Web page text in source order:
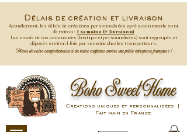
Délais de création et livraison
Actuellement, les délais de créations personnalisées après commande sont
d'environ : 1 semaine (+ livraison)
Les envois de vos commandes (boutique et personnalisées) sont regroupés et
déposés environ 1 fois par semainechez les transporteurs.
Merci de votre compréhension et de votre confiance envers une petite entreprise française !
Boho Sweet Home
Créations uniques et personnalisées |
Fait main en France